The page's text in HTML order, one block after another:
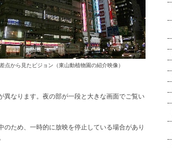
点から見たビジョン（東山動植物園の紹介映像）
異なります。夜の部が一段と大きな画面でご覧い
ため、一時的に放映を停止している場合があり